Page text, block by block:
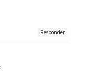
Responder